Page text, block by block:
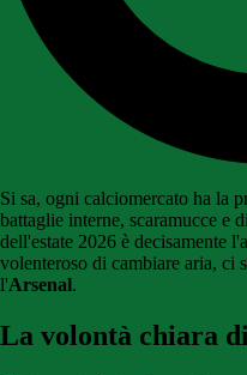
Si sa, ogni calciomercato ha la
battaglie interne, scaramucce e
dell'estate 2026 è decisamente
volenteroso di cambiare aria, ci
l'Arsenal.
La volontà chiara